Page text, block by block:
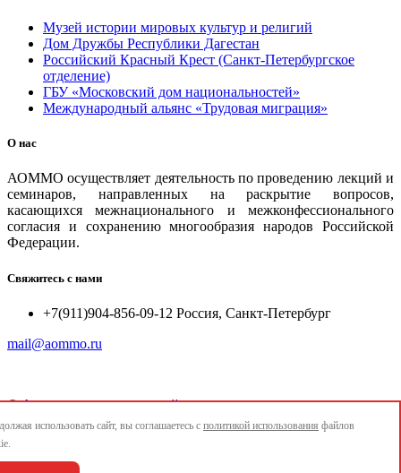
Музей истории мировых культур и религий
Дом Дружбы Республики Дагестан
Российский Красный Крест (Санкт-Петербургское
отделение)
ГБУ «Московский дом национальностей»
Международный альянс «Трудовая миграция»
О нас
АОММО осуществляет деятельность по проведению лекций и
семинаров, направленных на раскрытие вопросов,
касающихся межнационального и межконфессионального
согласия и сохранению многообразия народов Российской
Федерации.
Свяжитесь с нами
+7(911)904-856-09-12 Россия, Санкт-Петербург
mail@aommo.ru
© Ассоциация организаций по реализации национальных
проектов и достижению национальных целей развития
mail@aommo.ru
использовать сайт, вы соглашаетесь с политикой использования файлов